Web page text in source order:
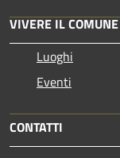
VIVERE IL COMUNE
Luoghi
Eventi
CONTATTI